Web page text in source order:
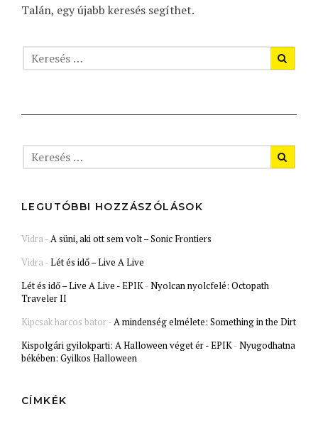
Talán, egy újabb keresés segíthet.
LEGUTÓBBI HOZZÁSZÓLÁSOK
Vidra-A süni, aki ott sem volt – Sonic Frontiers
Vidra-Lét és idő – Live A Live
Lét és idő – Live A Live - EPIK-Nyolcan nyolcfelé: Octopath
Traveler II
Kipcsak harcos bator-A mindenség elmélete: Something in the Dirt
Kispolgári gyilokparti: A Halloween véget ér - EPIK-Nyugodhatna
békében: Gyilkos Halloween
CÍMKÉK